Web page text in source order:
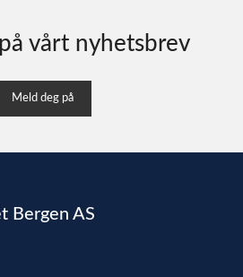
vårt nyhetsbrev
Meld deg på
Bergen AS